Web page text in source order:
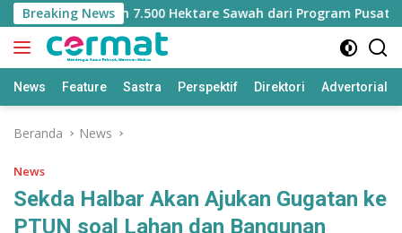
Langsung
ke
konten
Breaking News
Jatah 7.500 Hektare Sawah dari Program Pusat
News Feature Sastra Perspektif Direktori Advertorial
Beranda News
News
Sekda Halbar Akan Ajukan Gugatan ke
PTUN soal Lahan dan Bangunan